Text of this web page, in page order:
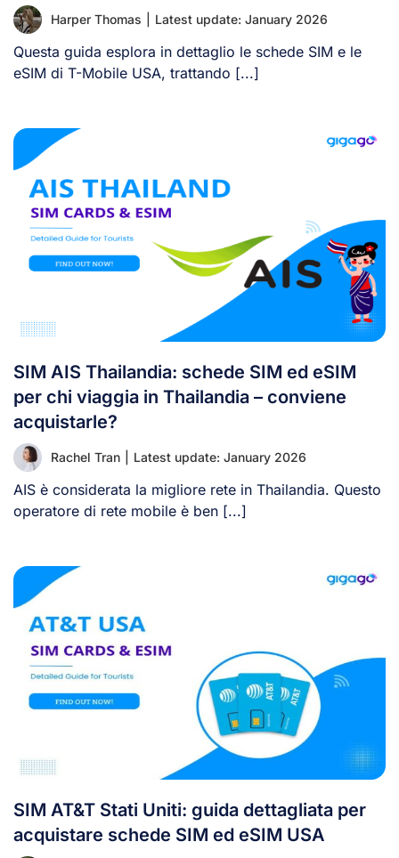
Harper Thomas Latest update: January 2026
Questa guida esplora in dettaglio le schede SIM e le
eSIM di T-Mobile USA, trattando [...]
SIM AIS Thailandia: schede SIM ed eSIM
per chi viaggia in Thailandia – conviene
acquistarle?
Rachel Tran Latest update: January 2026
AIS è considerata la migliore rete in Thailandia. Questo
operatore di rete mobile è ben [...]
SIM AT&T Stati Uniti: guida dettagliata per
acquistare schede SIM ed eSIM USA